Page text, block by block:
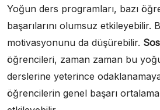
Yoğun ders programları, bazı
başarılarını olumsuz
motivasyonunu da düşürebilir.
öğrencileri, zaman zaman bu
derslerine yeterince
öğrencilerin genel başarı